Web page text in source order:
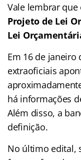
Vale lembrar que
Projeto de Lei
Lei
Em 16 de janeiro
extraoficiais
há informações
Além disso, a
definição.
No último edital,